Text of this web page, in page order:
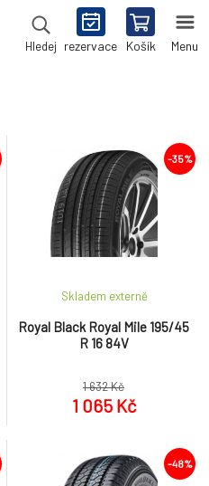
Hledej rezervace Košík Menu
-35%
Royal Black Royal Mile 195/45
R 16 84V
Skladem externě
1 632 Kč
1 065 Kč
-48%